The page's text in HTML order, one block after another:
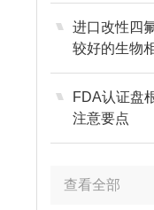
进口改性四
较好的生物
FDA认证盘
注意要点
查看全部